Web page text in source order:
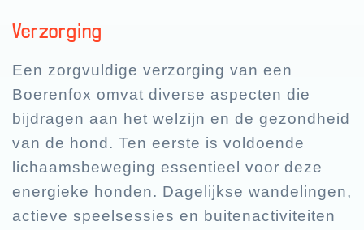
Verzorging
Een zorgvuldige verzorging van een
Boerenfox omvat diverse aspecten die
bijdragen aan het welzijn en de gezondheid
van de hond. Ten eerste is voldoende
lichaamsbeweging essentieel voor deze
energieke honden. Dagelijkse wandelingen,
actieve speelsessies en buitenactiviteiten